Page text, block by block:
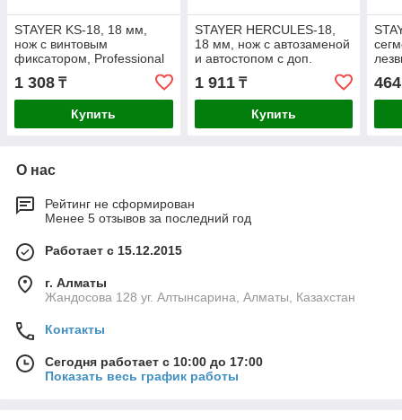
STAYER KS-18, 18 мм,
нож с винтовым
фиксатором, Professional
(09161)
1 308 ₸
Купить
STAYER HERCULES-18,
18 мм, нож с автозаменой
и автостопом с доп.
фиксатором, Professional
(09165)
1 911₸
Купить
464
О нас
Рейтинг не сформирован
Менее 5 отзывов за последний год
Работает с 15.12.2015
г. Алматы
Жандосова 128 уг. Алтынсарина, Алматы, Казахстан
Контакты
Сегодня работает с 10:00 до 17:00
Показать весь график работы